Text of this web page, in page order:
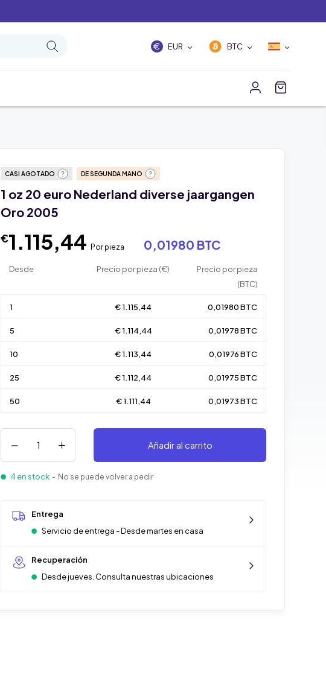
EUR BTC
CASI AGOTADO DE SEGUNDA MANO
1 oz 20 euro Nederland diverse jaargangen
Oro 2005
€1.115,44 Por pieza 0,01980 BTC
Desde Precio por pieza (€)
Precio por pieza
(BTC)
1 € 1.115,44 0,01980 BTC
5 € 1.114,44 0,01978 BTC
10 € 1.113,44 0,01976 BTC
25 € 1.112,44 0,01975 BTC
50 € 1.111,44 0,01973 BTC
Añadir al carrito
4 en stock - No se puede volver a pedir
Entrega
Servicio de entrega - Desde martes en casa
Recuperación
Desde jueves. Consulta nuestras ubicaciones